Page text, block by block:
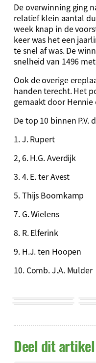
De overwinning ging
relatief klein aantal
week knap in de
keer was het een
te snel af was. De
snelheid van 1496
Ook de overige
handen terecht. Het
gemaakt door Hennie
De top 10 binnen P.V.
1. J. Rupert
2, 6. H.G. Averdijk
3. 4. E. ter Avest
5. Thijs Boomkamp
7. G. Wielens
8. R. Elferink
9. H.J. ten Hoopen
10. Comb. J.A. Mulder
Deel dit artikel